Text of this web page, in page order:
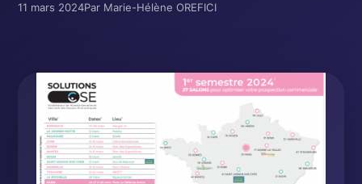
11 mars 2024Par Marie-Hélène OREFICI